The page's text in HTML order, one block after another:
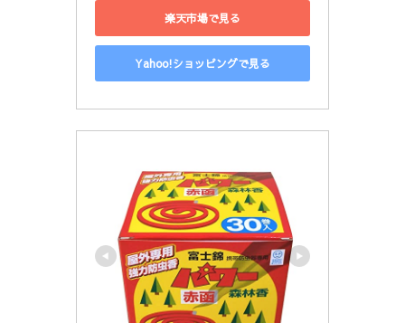
楽天市場で見る
Yahoo!ショッピングで見る